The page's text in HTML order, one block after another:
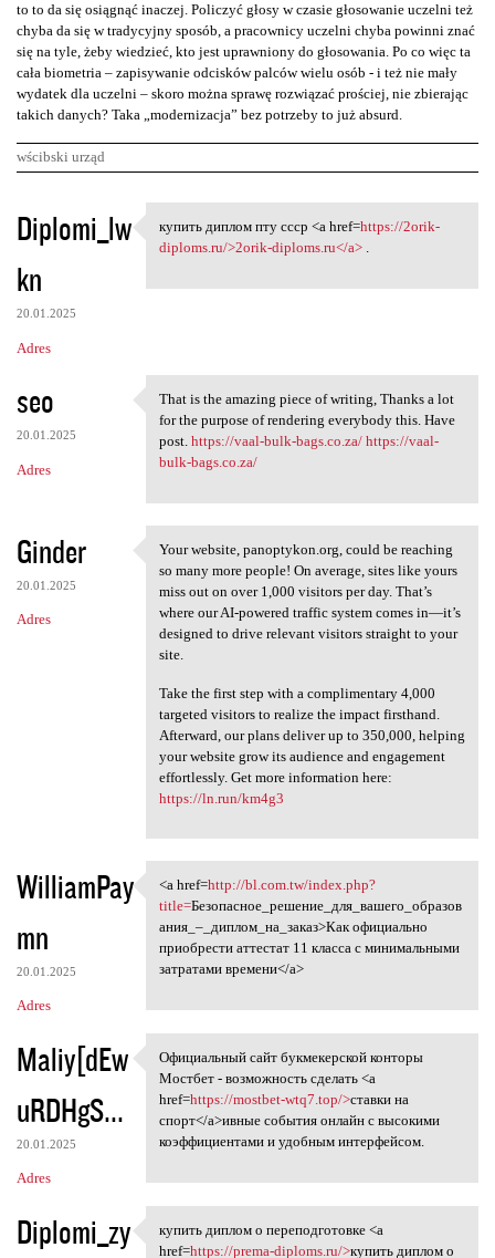
to to da się osiągnąć inaczej. Policzyć głosy w czasie głosowanie uczelni też
chyba da się w tradycyjny sposób, a pracownicy uczelni chyba powinni znać
się na tyle, żeby wiedzieć, kto jest uprawniony do głosowania. Po co więc ta
cała biometria – zapisywanie odcisków palców wielu osób - i też nie mały
wydatek dla uczelni – skoro można sprawę rozwiązać prościej, nie zbierając
takich danych? Taka „modernizacja” bez potrzeby to już absurd.
wścibski urząd
K
o
m
e
n
a
r
z
Diplomi_lw
kn
20.01.2025
Adres
купить диплом пту ссср <a
купить диплом пту ссср <a href=https://2orik-
diploms.ru/>2orik-diploms.ru</a>.
seo
20.01.2025
Adres
That is the amazing piece of
That is the amazing piece of writing, Thanks a lot
for the purpose of rendering everybody this. Have
post. https://vaal-bulk-bags.co.za/ https://vaal-
bulk-bags.co.za/
Ginder
20.01.2025
Adres
Your website, panoptykon.org,
Your website, panoptykon.org, could be reaching
so many more people! On average, sites like yours
miss out on over 1,000 visitors per day. That’s
where our AI-powered traffic system comes in—it’s
designed to drive relevant visitors straight to your
site.
Take the first step with a complimentary 4,000
targeted visitors to realize the impact firsthand.
Afterward, our plans deliver up to 350,000, helping
your website grow its audience and engagement
effortlessly. Get more information here:
https://ln.run/km4g3
WilliamPay
mn
20.01.2025
Adres
<a href=http://bl.com.tw
<a href=http://bl.com.tw/index.php?
title=Безопасное_решение_для_вашего_образов
ания_–_диплом_на_заказ>Как официально
приобрести аттестат 11 класса с минимальными
затратами времени</a>
Maliy[dEw
uRDHgS...
20.01.2025
Adres
Официальный сайт букмекерской
Официальный сайт букмекерской конторы
Мостбет - возможность сделать <a
href=https://mostbet-wtq7.top/>ставки на
спорт</a>ивные события онлайн с высокими
коэффициентами и удобным интерфейсом.
Diplomi_zy купить диплом о
купить диплом о переподготовке <a
href=https://prema-diploms.ru/>купить диплом о